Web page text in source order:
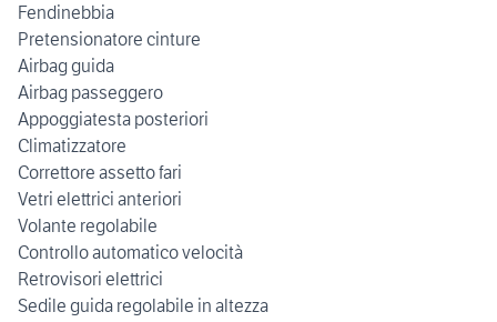
Fendinebbia
Pretensionatore cinture
Airbag guida
Airbag passeggero
Appoggiatesta posteriori
Climatizzatore
Correttore assetto fari
Vetri elettrici anteriori
Volante regolabile
Controllo automatico velocità
Retrovisori elettrici
Sedile guida regolabile in altezza